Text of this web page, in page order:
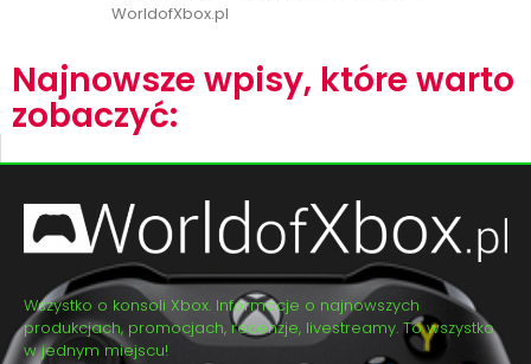
WorldofXbox.pl
Najnowsze wpisy, które warto
zobaczyć:
Wszystko o konsoli Xbox. Informacje o najnowszych
produkcjach, promocjach, recenzje, livestreamy. To wszystko
w jednym miejscu!